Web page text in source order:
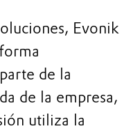
Evonik
de la
de la empresa,
utiliza la